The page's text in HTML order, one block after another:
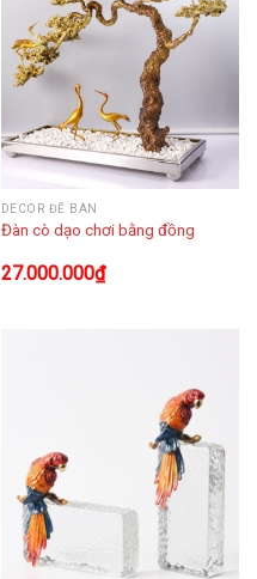
DECOR ĐỂ BÀN
Đàn cò dạo chơi bằng đồng
27.000.000₫